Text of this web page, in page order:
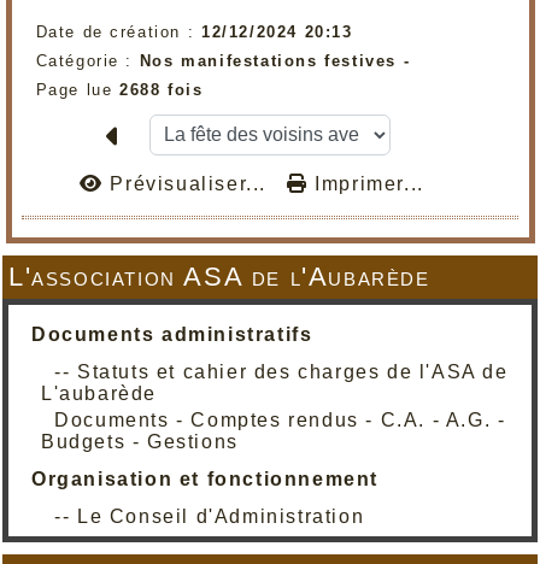
L'association ASA de l'Aubarède
Documents administratifs
-- Statuts et cahier des charges de l'ASA de
L'aubarède
Documents - Comptes rendus - C.A. - A.G. -
Budgets - Gestions
Organisation et fonctionnement
-- Le Conseil d'Administration
Date de création : 12/12/2024 20:13
Catégorie :
Nos manifestations festives -
Page lue 2688 fois
Prévisualiser... Imprimer...